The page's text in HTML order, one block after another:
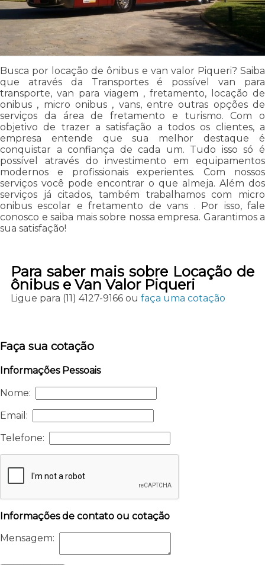
Busca por locação de ônibus e van valor Piqueri? Saiba
que através da Transportes é possível van para
transporte, van para viagem , fretamento, locação de
onibus , micro onibus , vans, entre outras opções de
serviços da área de fretamento e turismo. Com o
objetivo de trazer a satisfação a todos os clientes, a
empresa entende que sua melhor destaque é
conquistar a confiança de cada um. Tudo isso só é
possível através do investimento em equipamentos
modernos e profissionais experientes. Com nossos
serviços você pode encontrar o que almeja. Além dos
serviços já citados, também trabalhamos com micro
onibus escolar e fretamento de vans . Por isso, fale
conosco e saiba mais sobre nossa empresa. Garantimos a
sua satisfação!
Para saber mais sobre Locação de
ônibus e Van Valor Piqueri
Ligue para (11) 4127-9166ou faça uma cotação
Faça sua cotação
Informações Pessoais
Nome:
Email:
Telefone:
Informações de contato ou cotação
Mensagem: